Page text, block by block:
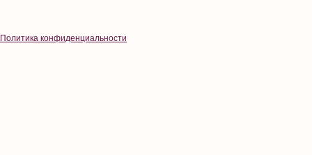
Политика конфиденциальности